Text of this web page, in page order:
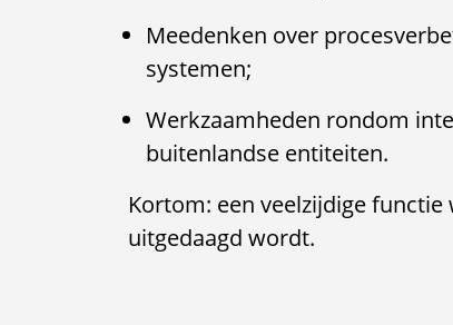
Meedenken over
systemen;
Werkzaamheden rondom
buitenlandse entiteiten.
Kortom: een veelzijdige
uitgedaagd wordt.